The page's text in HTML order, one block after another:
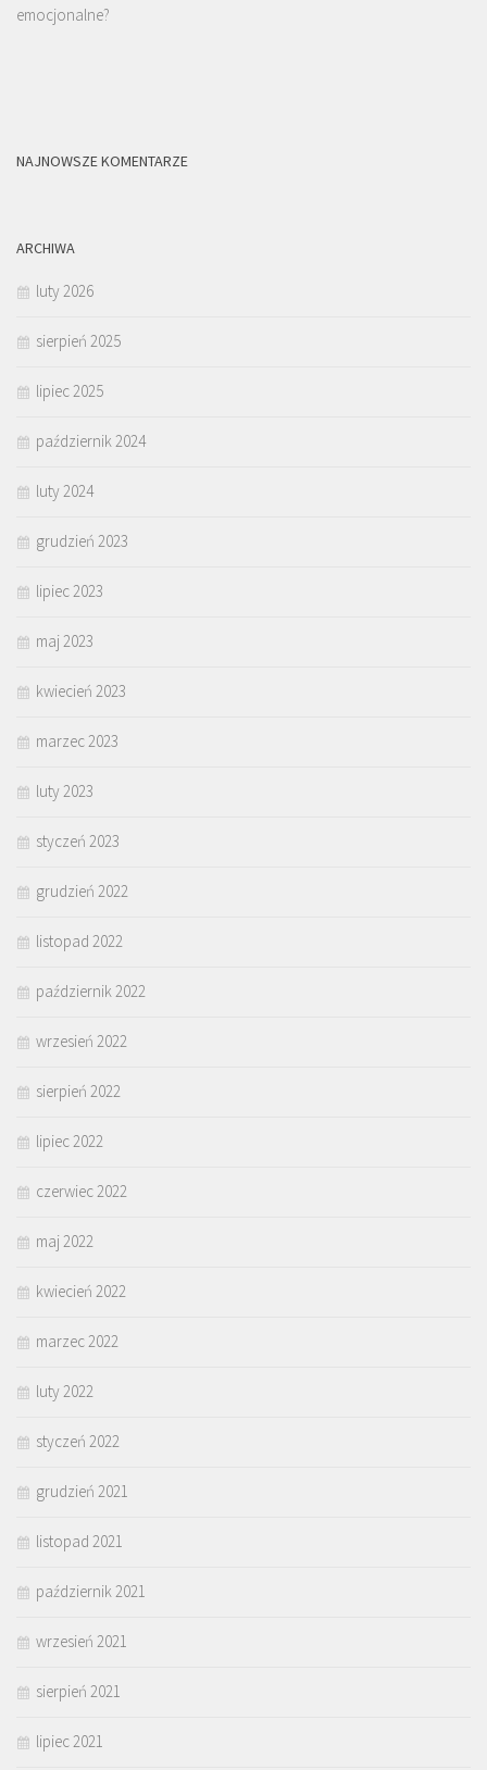
emocjonalne?
NAJNOWSZE KOMENTARZE
ARCHIWA
luty 2026
sierpień 2025
lipiec 2025
październik 2024
luty 2024
grudzień 2023
lipiec 2023
maj 2023
kwiecień 2023
marzec 2023
luty 2023
styczeń 2023
grudzień 2022
listopad 2022
październik 2022
wrzesień 2022
sierpień 2022
lipiec 2022
czerwiec 2022
maj 2022
kwiecień 2022
marzec 2022
luty 2022
styczeń 2022
grudzień 2021
listopad 2021
październik 2021
wrzesień 2021
sierpień 2021
lipiec 2021